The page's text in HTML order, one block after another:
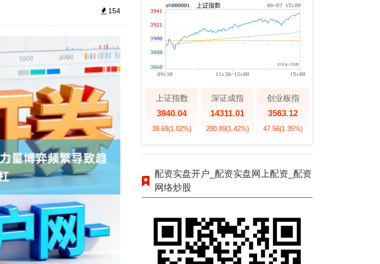
154
上证指数
3940.04
39.69(1.02%)
深证成指
14311.01
200.89(1.42%)
创业板指
3563.12
47.56(1.35%)
配资实盘开户_配资实盘网上配资_配资
网络炒股